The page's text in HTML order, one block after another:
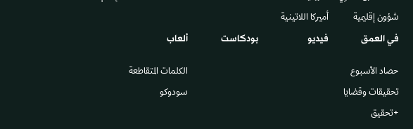
شؤون إقليمية أميركا اللاتينية
في العمق
حصاد الأسبوع
تحقيقات وقضايا
+تحقيق
فيديو بودكاست ألعاب
الكلمات المتقاطعة
سودوكو